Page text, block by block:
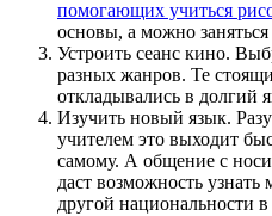
помогающих учиться
основы, а можно
Устроить сеанс кино.
разных жанров. Те
откладывались в долгий
Изучить новый язык.
учителем это выходит
самому. А общение с
даст возможность
другой национальности